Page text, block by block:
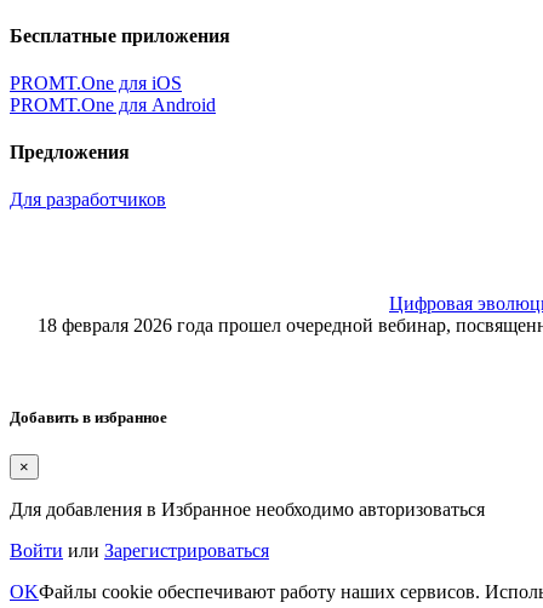
Бесплатные приложения
PROMT.One для iOS
PROMT.One для Android
Предложения
Для разработчиков
Цифровая
18 февраля 2026 года прошел очередной вебинар,
Добавить в избранное
×
Для добавления в Избранное необходимо авторизоваться
Войти или Зарегистрироваться
OKФайлы cookie обеспечивают работу наших сервисов.